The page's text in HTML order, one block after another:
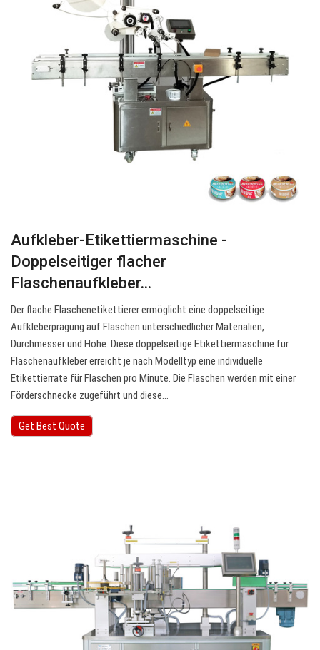
Aufkleber-Etikettiermaschine -
Doppelseitiger flacher
Flaschenaufkleber…
Der flache Flaschenetikettierer ermöglicht eine doppelseitige
Aufkleberprägung auf Flaschen unterschiedlicher Materialien,
Durchmesser und Höhe. Diese doppelseitige Etikettiermaschine für
Flaschenaufkleber erreicht je nach Modelltyp eine individuelle
Etikettierrate für Flaschen pro Minute. Die Flaschen werden mit einer
Förderschnecke zugeführt und diese…
Get Best Quote